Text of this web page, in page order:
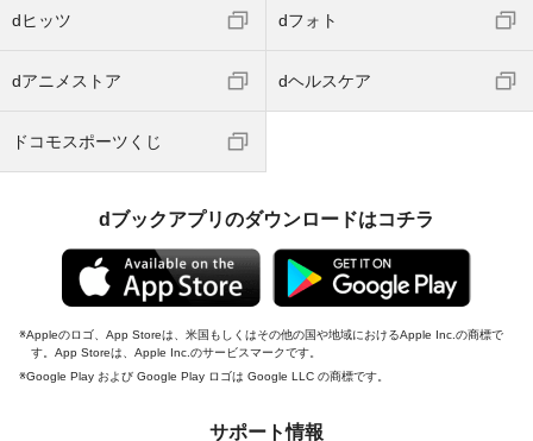
dヒッツ dフォト
dアニメストア dヘルスケア
ドコモスポーツくじ
dブックアプリのダウンロードはコチラ
Appleのロゴ、App Storeは、米国もしくはその他の国や地域におけるApple Inc.の商標で
す。App Storeは、Apple Inc.のサービスマークです。
Google Play および Google Play ロゴは Google LLC の商標です。
サポート情報